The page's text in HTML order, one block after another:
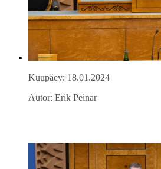
Kuupäev: 18.01.2024
Autor: Erik Peinar